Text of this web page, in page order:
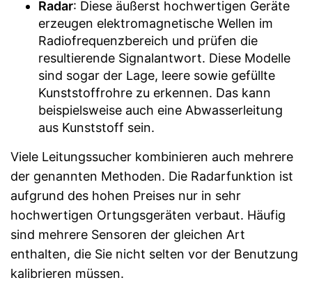
Radar: Diese äußerst hochwertigen Geräte
erzeugen elektromagnetische Wellen im
Radiofrequenzbereich und prüfen die
resultierende Signalantwort. Diese Modelle
sind sogar der Lage, leere sowie gefüllte
Kunststoffrohre zu erkennen. Das kann
beispielsweise auch eine Abwasserleitung
aus Kunststoff sein.
Viele Leitungssucher kombinieren auch mehrere
der genannten Methoden. Die Radarfunktion ist
aufgrund des hohen Preises nur in sehr
hochwertigen Ortungsgeräten verbaut. Häufig
sind mehrere Sensoren der gleichen Art
enthalten, die Sie nicht selten vor der Benutzung
kalibrieren müssen.